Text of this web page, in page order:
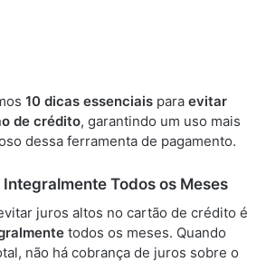
10 dicas essenciais para evitar
de crédito, garantindo um uso mais
dessa ferramenta de pagamento.
Integralmente Todos os Meses
juros altos no cartão de crédito é
todos os meses. Quando
não há cobrança de juros sobre o